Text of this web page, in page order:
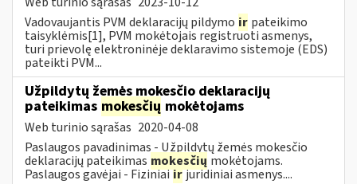
Vadovaujantis PVM deklaracijų pildymo ir pateikimo
taisyklėmis[1], PVM mokėtojais registruoti asmenys,
turi prievolę elektroninėje deklaravimo sistemoje (EDS)
pateikti PVM...
Užpildytų žemės mokesčio deklaracijų
pateikimas mokesčių mokėtojams
Web turinio sąrašas 2020-04-08
Paslaugos pavadinimas - Užpildytų žemės mokesčio
deklaracijų pateikimas mokesčių mokėtojams.
Paslaugos gavėjai - Fiziniaiirjuridiniai asmenys....